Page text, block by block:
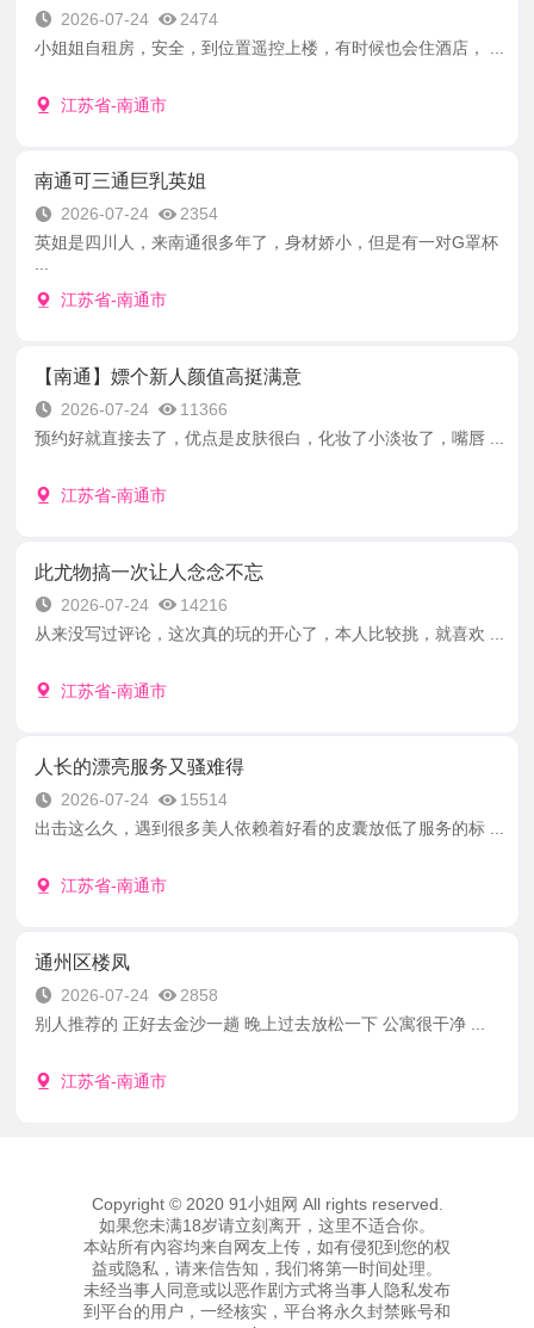
2026-07-24
2474
小姐姐自租房，安全，到位置遥控上楼，有时候也会住酒店， ...
江苏省-南通市
南通可三通巨乳英姐
2026-07-24
2354
英姐是四川人，来南通很多年了，身材娇小，但是有一对G罩杯
...
江苏省-南通市
【南通】嫖个新人颜值高挺满意
2026-07-24
11366
预约好就直接去了，优点是皮肤很白，化妆了小淡妆了，嘴唇 ...
江苏省-南通市
此尤物搞一次让人念念不忘
2026-07-24
14216
从来没写过评论，这次真的玩的开心了，本人比较挑，就喜欢 ...
江苏省-南通市
人长的漂亮服务又骚难得
2026-07-24
15514
出击这么久，遇到很多美人依赖着好看的皮囊放低了服务的标 ...
江苏省-南通市
通州区楼凤
2026-07-24
2858
别人推荐的 正好去金沙一趟 晚上过去放松一下 公寓很干净 ...
江苏省-南通市
Copyright © 2020 91小姐网 All rights reserved.
如果您未满18岁请立刻离开，这里不适合你。
本站所有內容均来自网友上传，如有侵犯到您的权
益或隐私，请来信告知，我们将第一时间处理。
未经当事人同意或以恶作剧方式将当事人隐私发布
到平台的用户，一经核实，平台将永久封禁账号和